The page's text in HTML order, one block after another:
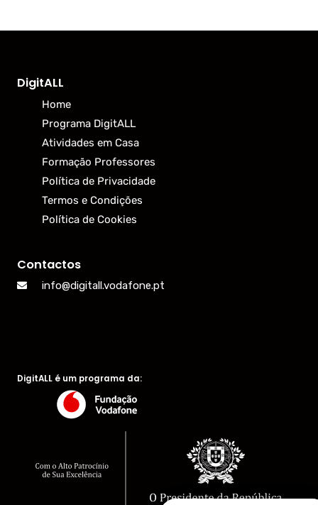
DigitALL
Home
Programa DigitALL
Atividades em Casa
Formação Professores
Política de Privacidade
Termos e Condições
Política de Cookies
Contactos
info@digitall.vodafone.pt
DigitALL é um programa da: